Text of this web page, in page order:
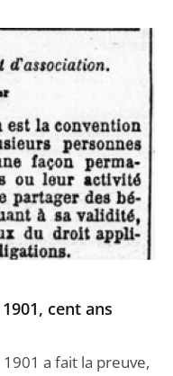
cent ans
a fait la preuve,